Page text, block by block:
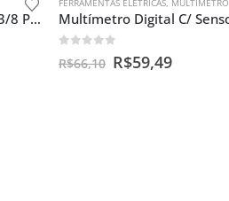
Furadeira De Impacto Hammer 3/8 Pol 550w Profissional Favorito (77)
FERRAMENTAS ELÉTRICAS, MULTÍMETRO
R$66,10 R$59,49